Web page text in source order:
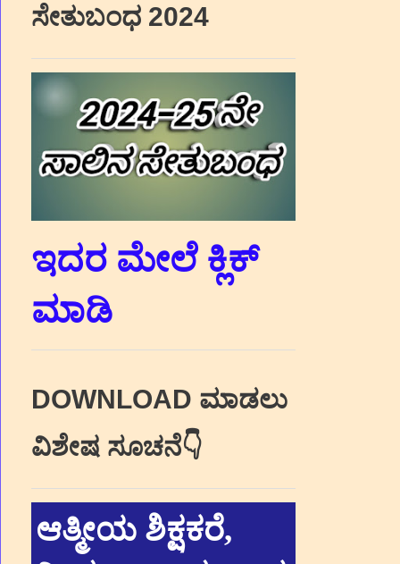
ಸೇತುಬಂಧ 2024
ಇದರ ಮೇಲೆ ಕ್ಲಿಕ್‌
ಮಾಡಿ
DOWNLOAD ಮಾಡಲು
ವಿಶೇಷ ಸೂಚನೆ👇
ಆತ್ಮೀಯ ಶಿಕ್ಷಕರೆ,